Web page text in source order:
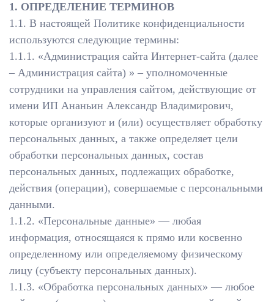
1. ОПРЕДЕЛЕНИЕ ТЕРМИНОВ
1.1. В настоящей Политике конфиденциальности
используются следующие термины:
1.1.1. «Администрация сайта Интернет-сайта (далее
– Администрация сайта) » – уполномоченные
сотрудники на управления сайтом, действующие от
имени ИП Ананьин Александр Владимирович,
которые организуют и (или) осуществляет обработку
персональных данных, а также определяет цели
обработки персональных данных, состав
персональных данных, подлежащих обработке,
действия (операции), совершаемые с персональными
данными.
1.1.2. «Персональные данные» — любая
информация, относящаяся к прямо или косвенно
определенному или определяемому физическому
лицу (субъекту персональных данных).
1.1.3. «Обработка персональных данных» — любое